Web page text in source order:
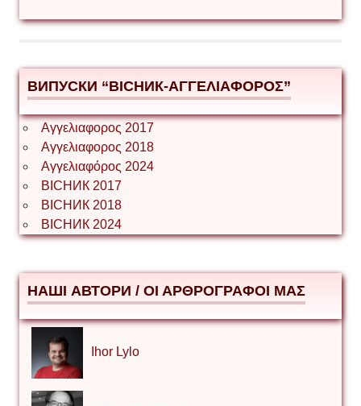
ВИПУСКИ “ВІСНИК-ΑΓΓΕΛΙΑΦΟΡΟΣ”
Αγγελιαφορος 2017
Αγγελιαφορος 2018
Αγγελιαφόρος 2024
ВІСНИК 2017
ВІСНИК 2018
ВІСНИК 2024
НАШІ АВТОРИ / ΟΙ ΑΡΘΡΟΓΡΑΦΟΙ ΜΑΣ
Ihor Lylo